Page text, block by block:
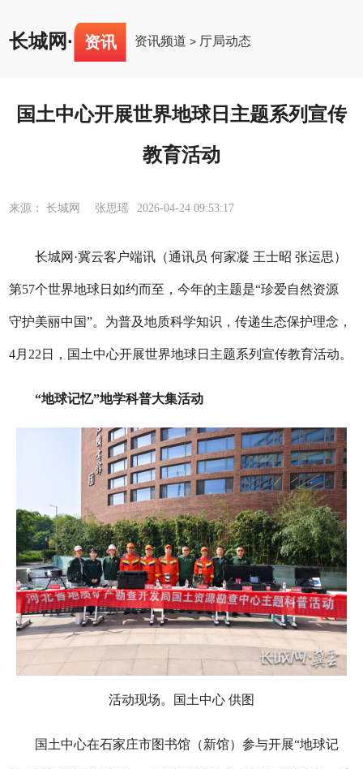
长城网· 资讯 资讯频道 > 厅局动态
国土中心开展世界地球日主题系列宣传
教育活动
来源： 长城网 张思瑶 2026-04-24 09:53:17
长城网·冀云客户端讯（通讯员 何家凝 王士昭 张运思）
第57个世界地球日如约而至，今年的主题是“珍爱自然资源
守护美丽中国”。为普及地质科学知识，传递生态保护理念，
4月22日，国土中心开展世界地球日主题系列宣传教育活动。
“地球记忆”地学科普大集活动
活动现场。国土中心 供图
国土中心在石家庄市图书馆（新馆）参与开展“地球记